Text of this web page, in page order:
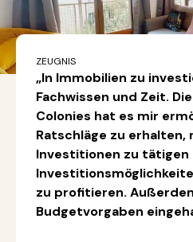
ZEUGNIS
„In Immobilien zu
Fachwissen und Zeit.
Colonies hat es mir
Ratschläge zu erhalten,
Investitionen zu tätigen
zu profitieren.
Budgetvorgaben